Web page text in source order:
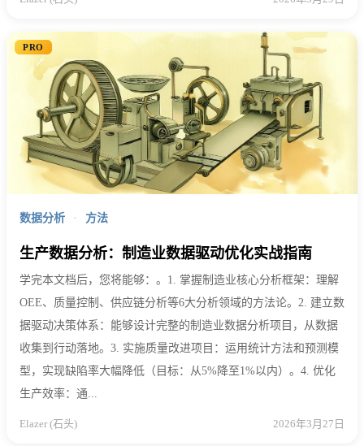
PRO
数据分析 · 方法
生产数据分析：制造业数据驱动优化实战指南
学完本文档后，您将能够：。1. 掌握制造业核心分析框架：理解
OEE、质量控制、供应链分析等6大分析领域的方法论。2. 建立数
据驱动决策体系：能够设计完整的制造业数据分析项目，从数据
收集到行动落地。3. 实施质量改进项目：运用统计方法和预测模
型，实现缺陷率大幅降低（目标：从5%降至1%以内）。4. 优化
生产效率：通...
Elazer (石头) 2026年3月27日